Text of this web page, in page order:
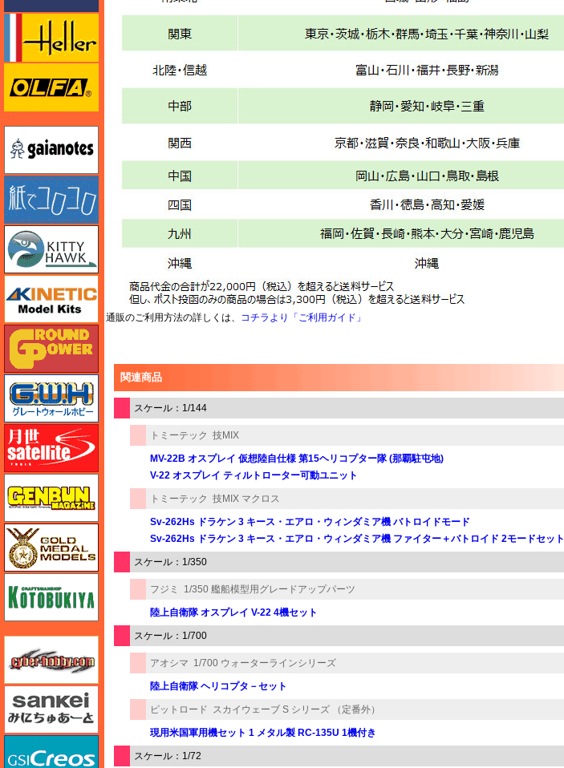
通販のご利用方法の詳しくは、 コチラより「ご利用ガイド」
関連商品
スケール：1/144
トミーテック 技MIX
MV-22B オスプレイ 仮想陸自仕様 第15ヘリコプター隊 (那覇駐屯地)
V-22 オスプレイ ティルトローター可動ユニット
トミーテック 技MIX マクロス
Sv-262Hs ドラケン 3 キース・エアロ・ウィンダミア機 バトロイドモード
Sv-262Hs ドラケン 3 キース・エアロ・ウィンダミア機 ファイター＋バトロイド 2モードセット
スケール：1/350
フジミ 1/350 艦船模型用グレードアップパーツ
陸上自衛隊 オスプレイ V-22 4機セット
スケール：1/700
アオシマ 1/700 ウォーターラインシリーズ
陸上自衛隊 ヘリコプタ－セット
ピットロード スカイウェーブ S シリーズ （定番外）
現用米国軍用機セット 1 メタル製 RC-135U 1機付き
スケール：1/72
キネテック
グレートウォールホビー
月世 サテライトツールス
ゲンブンマガジン
ゴールドメダルモデルズ
コトブキヤ
サイバーホビー
さんけい みにちゅあーと